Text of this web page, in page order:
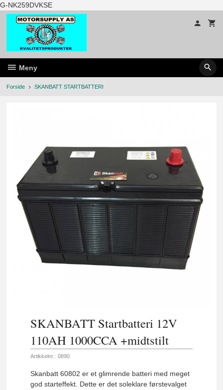
G-NK259DVKSEGå
til
innholdet
Meny
Forside SKANBATT STARTBATTERI
SKANBATT Startbatteri 12V
110AH 1000CCA +midtstilt
Artikkelnr.: 0890
Skanbatt 60802 er et glimrende batteri med meget
god starteffekt. Dette er det soleklare førstevalget